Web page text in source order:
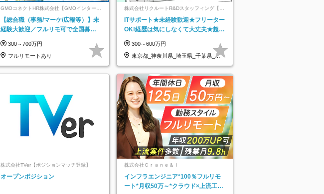
GMOコネクトHR株式会社【GMOインターネ
ットグループ】
【総合職（事務/マーケ/広報等）】未
経験大歓迎／フルリモ可で全国募
★
300～700万円
フルリモートあり
株式会社リクルートR&Dスタッフィング【リ
クルートグループ】
ITサポート★未経験歓迎★フリーター
OK!経歴は気にしなくて大丈夫★超大
300～600万円
東京都_神奈川県_埼玉県_千葉県_大
阪府…
株式会社TVer【ポジションマッチ登録】
オープンポジション
株式会社Ｃｒａｎｅ＆Ｉ
インフラエンジニア*100％フルリモ
ート*月収50万～*クラウド×上流工程